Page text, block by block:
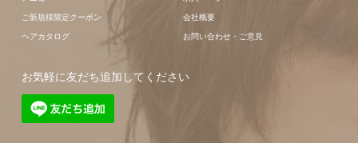
ご新規様限定クーポン
ヘアカタログ
会社概要
お問い合わせ・ご意見
お気軽に友だち追加してください